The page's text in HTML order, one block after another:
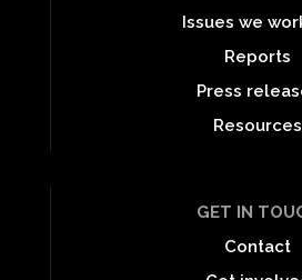
Issues we
Reports
Press
Resources
GET IN
Contact